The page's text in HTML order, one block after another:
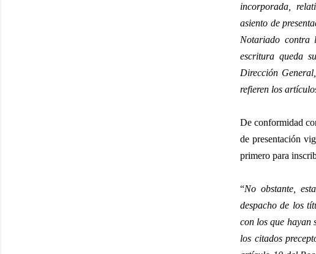
incorporada,
asiento de
Notariado contra
escritura queda
Dirección
refieren los
De conformidad
de presentación
primero para
“No obstante,
despacho de los
con los que hayan
los citados